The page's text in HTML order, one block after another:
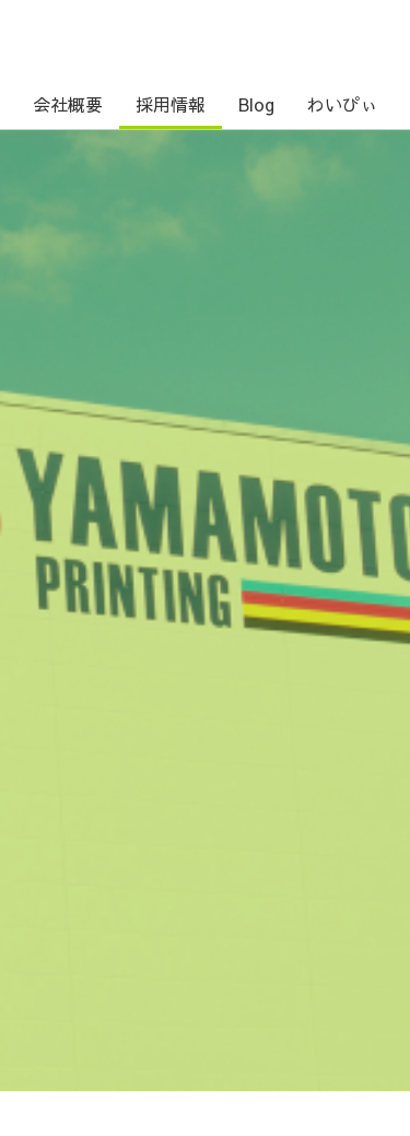
会社概要 採用情報 Blog わいぴぃ